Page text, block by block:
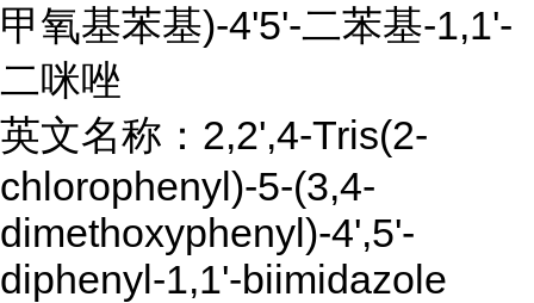
甲氧基苯基)-4'5'-二苯基-1,1'-
二咪唑
英文名称：2,2',4-Tris(2-
chlorophenyl)-5-(3,4-
dimethoxyphenyl)-4',5'-
diphenyl-1,1'-biimidazole